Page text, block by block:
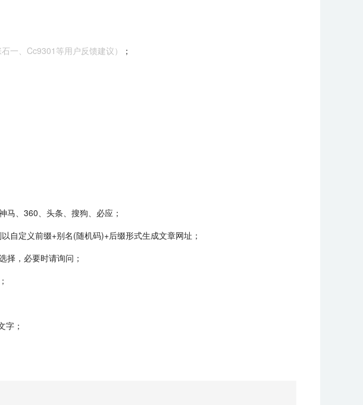
石一、Cc9301等用户反馈建议）
；
马、360、头条、搜狗、必应；
自定义前缀+别名(随机码)+后缀形式生成文章网址；
择，必要时请询问；
字；